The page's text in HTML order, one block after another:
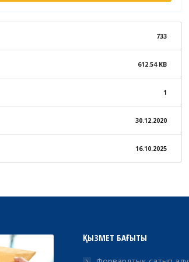
733
612.54 KB
1
30.12.2020
16.10.2025
ҚЫЗМЕТ БАҒЫТЫ